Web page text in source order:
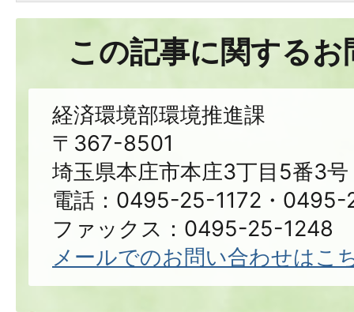
この記事に関する
経済環境部環境推進課
〒367-8501
埼玉県本庄市本庄3丁目5番3号
電話：0495-25-1172・0495-
ファックス：0495-25-1248
メールでのお問い合わせはこ